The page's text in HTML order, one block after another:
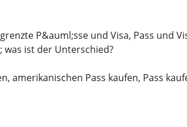
P&auml;sse und Visa, Pass und
was ist der Unterschied?
amerikanischen Pass kaufen, Pass